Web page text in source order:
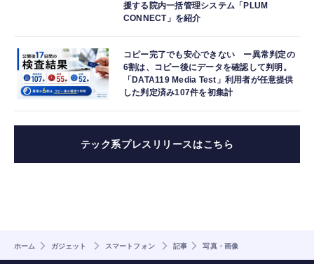
援する院内一括管理システム「PLUM
CONNECT」を紹介
コピー完了でも安心できない ー異常判定の
6割は、コピー後にデータを確認して判明。
「DATA119 Media Test」利用者が任意提供
した判定済み107件を初集計
テック系プレスリリースはこちら
ホーム ガジェット スマートフォン 記事 写真・画像